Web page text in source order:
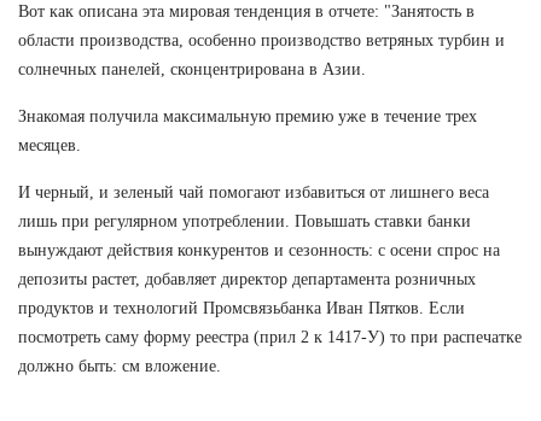
Вот как описана эта мировая тенденция в отчете: "Занятость в
области производства, особенно производство ветряных турбин и
солнечных панелей, сконцентрирована в Азии.
Знакомая получила максимальную премию уже в течение трех
месяцев.
И черный, и зеленый чай помогают избавиться от лишнего веса
лишь при регулярном употреблении. Повышать ставки банки
вынуждают действия конкурентов и сезонность: с осени спрос на
депозиты растет, добавляет директор департамента розничных
продуктов и технологий Промсвязьбанка Иван Пятков. Если
посмотреть саму форму реестра (прил 2 к 1417-У) то при распечатке
должно быть: см вложение.